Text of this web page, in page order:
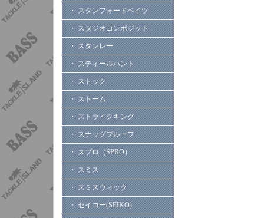
・ スタンフォードベイツ
・ スタジオコンポジット
・ スタンレー
・ スティールハント
・ ストック
・ ストーム
・ ストライクキング
・ スナッグプルーフ
・ スプロ（SPRO）
・ スミス
・ スミスウィック
・ セイコー(SEIKO)